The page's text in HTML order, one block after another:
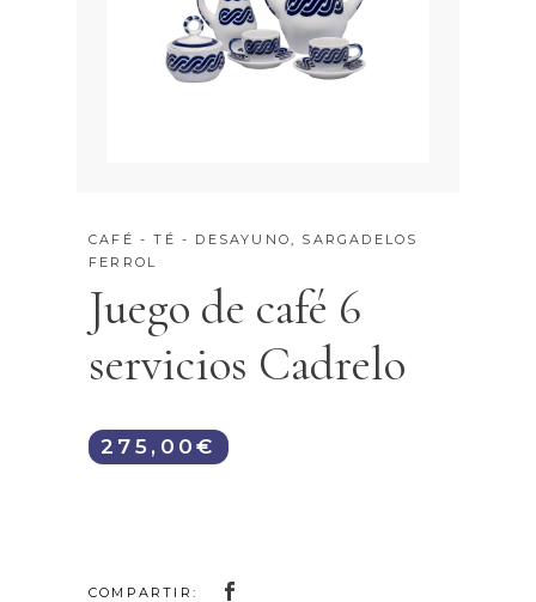
CAFÉ - TÉ - DESAYUNO, SARGADELOS
FERROL
Juego de café 6
servicios Cadrelo
275,00€
COMPARTIR: